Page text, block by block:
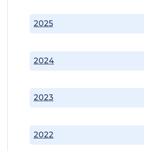
2022
2023
2024
2025